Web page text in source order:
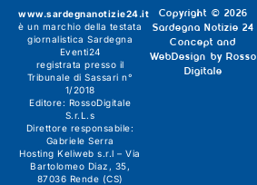
Copyright © 2026
Sardegna Notizie 24
Concept and
WebDesign by Rosso
Digitale
www.sardegnanotizie24.it
è un marchio della testata
giornalistica Sardegna
Eventi24
registrata presso il
Tribunale di Sassari n°
1/2018
Editore: RossoDigitale
S.r.L.s
Direttore responsabile:
Gabriele Serra
Hosting Keliweb s.r.l – Via
Bartolomeo Diaz, 35,
87036 Rende (CS)